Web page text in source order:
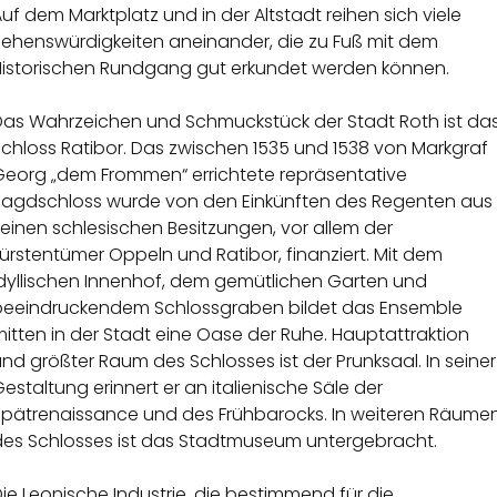
dem Marktplatz und in der Altstadt reihen sich viele
aneinander, die zu Fuß mit dem
Rundgang gut erkundet werden können.
Wahrzeichen und Schmuckstück der Stadt Roth ist
Ratibor. Das zwischen 1535 und 1538 von Markgraf
„dem Frommen“ errichtete repräsentative
wurde von den Einkünften des Regenten aus
schlesischen Besitzungen, vor allem der
Oppeln und Ratibor, finanziert. Mit dem
Innenhof, dem gemütlichen Garten und
Schlossgraben bildet das Ensemble
in der Stadt eine Oase der Ruhe. Hauptattraktion
größter Raum des Schlosses ist der Prunksaal. In seiner
erinnert er an italienische Säle der
und des Frühbarocks. In weiteren
Schlosses ist das Stadtmuseum untergebracht.